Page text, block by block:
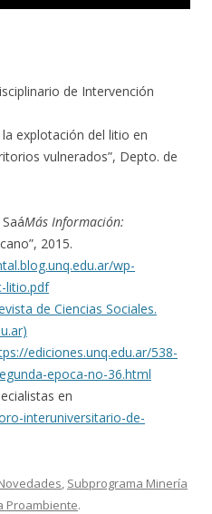
de Intervención
explotación del litio en
vulnerados”, Depto. de
Más Información:
2015.
wp-
litio.pdf
de Ciencias Sociales.
ediciones.unq.edu.ar/538-
epoca-no-36.html
en
interuniversitario-de-
, Subprograma Minería
Proambiente.